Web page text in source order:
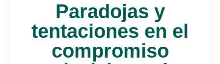
Paradojas y
tentaciones en el
compromiso